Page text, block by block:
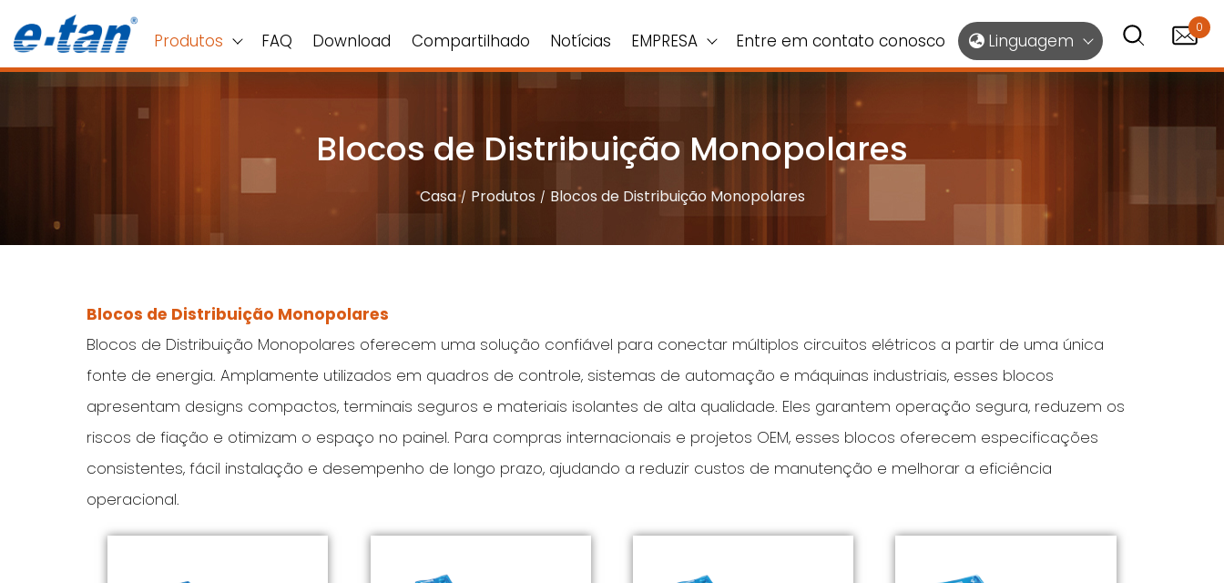
Produtos FAQ Download Compartilhado Notícias EMPRESA Entre em contato conosco Linguagem
0
Blocos de Distribuição Monopolares
Casa Produtos Blocos de Distribuição Monopolares
Blocos de Distribuição Monopolares
Blocos de Distribuição Monopolares oferecem uma solução confiável para conectar múltiplos circuitos elétricos a partir de uma única
fonte de energia. Amplamente utilizados em quadros de controle, sistemas de automação e máquinas industriais, esses blocos
apresentam designs compactos, terminais seguros e materiais isolantes de alta qualidade. Eles garantem operação segura, reduzem os
riscos de fiação e otimizam o espaço no painel. Para compras internacionais e projetos OEM, esses blocos oferecem especificações
consistentes, fácil instalação e desempenho de longo prazo, ajudando a reduzir custos de manutenção e melhorar a eficiência
operacional.